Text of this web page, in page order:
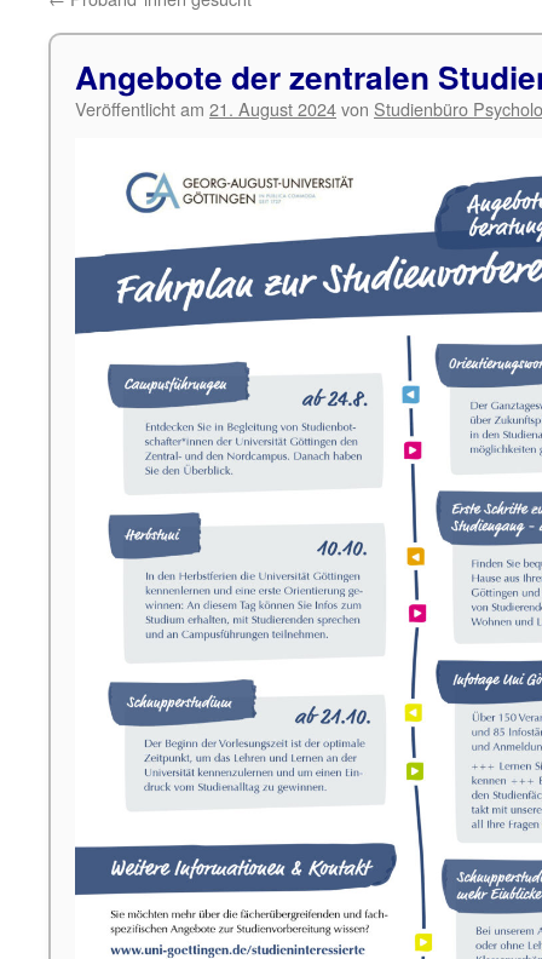
Angebote der zentralen
Veröffentlicht am 21. August 2024von Studienbüro